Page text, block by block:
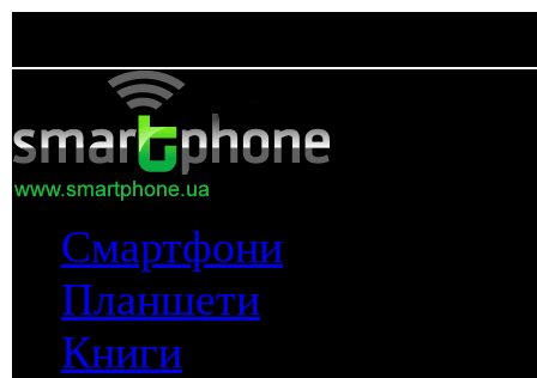
Смартфони
Планшети
Книги